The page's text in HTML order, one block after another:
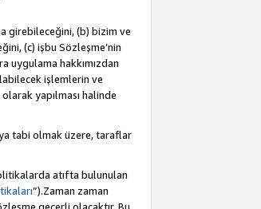
girebileceğini, (b) bizim ve
(c) işbu Sözleşme’nin
uygulama hakkımızdan
işlemlerin ve
yapılması halinde
tabi olmak üzere, taraflar
atıfta bulunulan
”).Zaman zaman